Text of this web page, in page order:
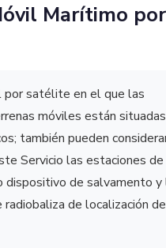
Marítimo por
por satélite en el que las
móviles están
también pueden
Servicio las estaciones de
dispositivo de salvamento y
de localización de